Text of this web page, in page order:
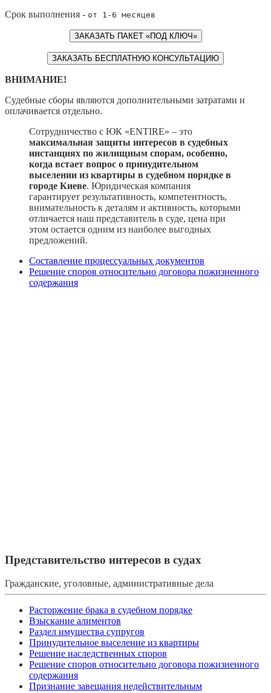
Срок выполнения - от 1-6 месяцев
ЗАКАЗАТЬ ПАКЕТ «ПОД КЛЮЧ»
ЗАКАЗАТЬ БЕСПЛАТНУЮ КОНСУЛЬТАЦИЮ
ВНИМАНИЕ!
Судебные сборы являются дополнительными затратами и
оплачивается отдельно.
Сотрудничество с ЮК «ENTIRE» – это
максимальная защиты интересов в судебных
инстанциях по жилищным спорам, особенно,
когда встает вопрос о принудительном
выселении из квартиры в судебном порядке в
городе Киеве. Юридическая компания
гарантирует результативность, компетентность,
внимательность к деталям и активность, которыми
отличается наш представитель в суде, цена при
этом остается одним из наиболее выгодных
предложений.
Составление процессуальных документов
Решение споров относительно договора пожизненного
содержания
Представительство интересов в судах
Гражданские, уголовные, административные дела
Расторжение брака в судебном порядке
Взыскание алиментов
Раздел имущества супругов
Принудительное выселение из квартиры
Решение наследственных споров
Решение споров относительно договора пожизненного
содержания
Признание завещания недействительным